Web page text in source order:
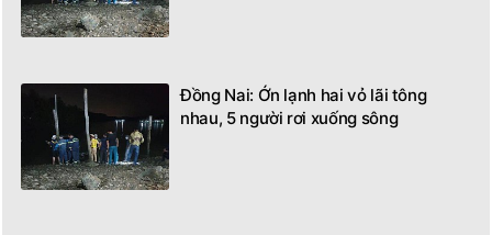
Đồng Nai: Ớn lạnh hai vỏ lãi tông
nhau, 5 người rơi xuống sông